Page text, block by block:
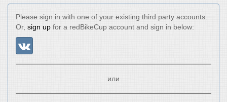
Please sign in with one of your existing third party accounts.
Or, sign up for a redBikeCup account and sign in below:
или